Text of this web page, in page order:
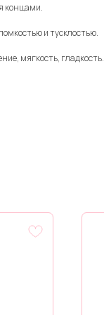
концами.
и тусклостью.
мягкость, гладкость.